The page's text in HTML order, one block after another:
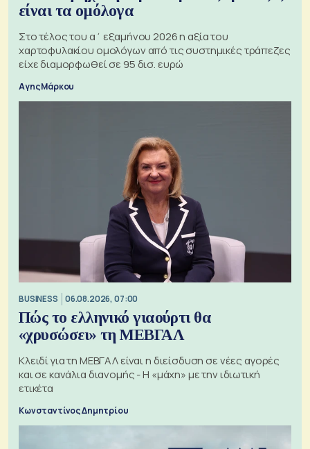
είναι τα ομόλογα
Στο τέλος του α΄ εξαμήνου 2026 η αξία του
χαρτοφυλακίου ομολόγων από τις συστημικές τράπεζες
είχε διαμορφωθεί σε 95 δισ. ευρώ
Αγης Μάρκου
BUSINESS 06.08.2026, 07:00
Πώς το ελληνικό γιαούρτι θα
«χρυσώσει» τη ΜΕΒΓΑΛ
Κλειδί για τη ΜΕΒΓΑΛ είναι η διείσδυση σε νέες αγορές
και σε κανάλια διανομής - Η «μάχη» με την ιδιωτική
ετικέτα
Κωνσταντίνος Δημητρίου